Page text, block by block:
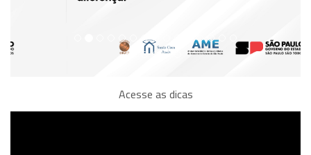
Acesse as dicas